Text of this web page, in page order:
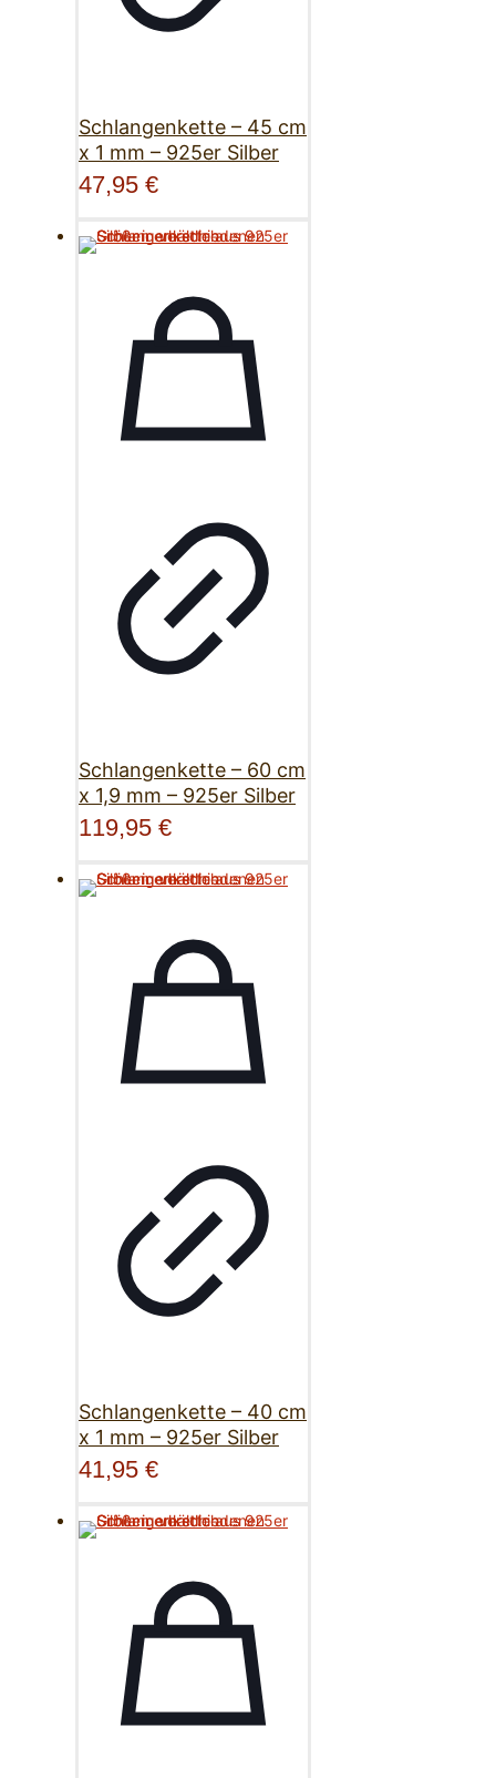
Schlangenkette – 45 cm
x 1 mm – 925er Silber
47,95 €
Schlangenkette – 60 cm
x 1,9 mm – 925er Silber
119,95 €
Schlangenkette – 40 cm
x 1 mm – 925er Silber
41,95 €